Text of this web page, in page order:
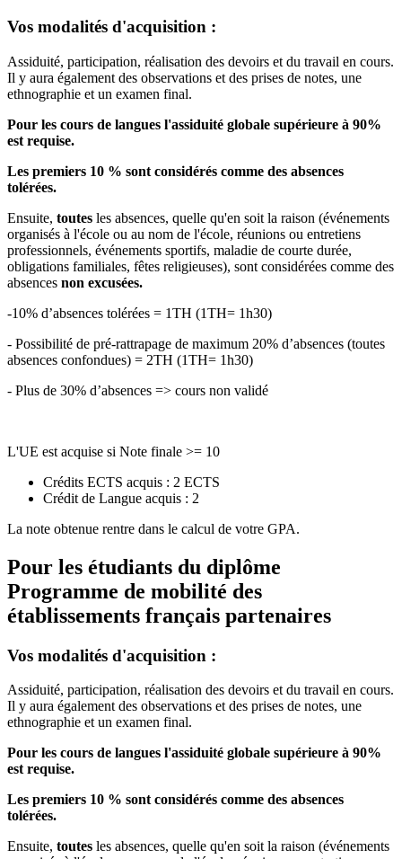
Vos modalités d'acquisition :
Assiduité, participation, réalisation des devoirs et du travail en cours.
Il y aura également des observations et des prises de notes, une
ethnographie et un examen final.
Pour les cours de langues l'assiduité globale supérieure à 90%
est requise.
Les premiers 10 % sont considérés comme des absences
tolérées.
Ensuite, toutes les absences, quelle qu'en soit la raison (événements
organisés à l'école ou au nom de l'école, réunions ou entretiens
professionnels, événements sportifs, maladie de courte durée,
obligations familiales, fêtes religieuses), sont considérées comme des
absences non excusées.
-10% d’absences tolérées = 1TH (1TH= 1h30)
- Possibilité de pré-rattrapage de maximum 20% d’absences (toutes
absences confondues) = 2TH (1TH= 1h30)
- Plus de 30% d’absences => cours non validé
L'UE est acquise si Note finale >= 10
Crédits ECTS acquis : 2 ECTS
Crédit de Langue acquis : 2
La note obtenue rentre dans le calcul de votre GPA.
Pour les étudiants du diplôme
Programme de mobilité des
établissements français partenaires
Vos modalités d'acquisition :
Assiduité, participation, réalisation des devoirs et du travail en cours.
Il y aura également des observations et des prises de notes, une
ethnographie et un examen final.
Pour les cours de langues l'assiduité globale supérieure à 90%
est requise.
Les premiers 10 % sont considérés comme des absences
tolérées.
Ensuite, toutes les absences, quelle qu'en soit la raison (événements